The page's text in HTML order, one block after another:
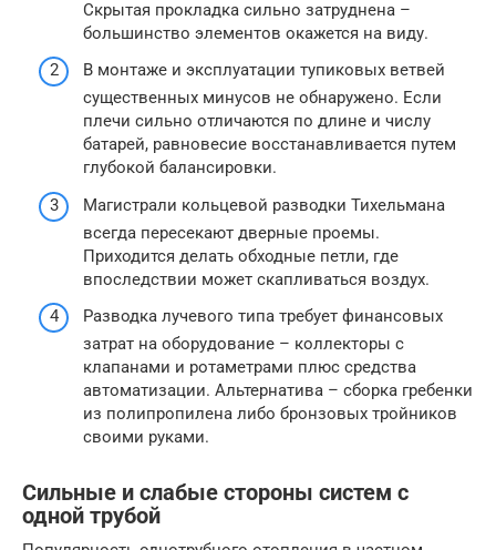
Скрытая прокладка сильно затруднена –
большинство элементов окажется на виду.
В монтаже и эксплуатации тупиковых ветвей
существенных минусов не обнаружено. Если
плечи сильно отличаются по длине и числу
батарей, равновесие восстанавливается путем
глубокой балансировки.
Магистрали кольцевой разводки Тихельмана
всегда пересекают дверные проемы.
Приходится делать обходные петли, где
впоследствии может скапливаться воздух.
Разводка лучевого типа требует финансовых
затрат на оборудование – коллекторы с
клапанами и ротаметрами плюс средства
автоматизации. Альтернатива – сборка гребенки
из полипропилена либо бронзовых тройников
своими руками.
Сильные и слабые стороны систем с
одной трубой